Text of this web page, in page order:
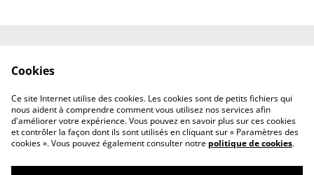
confidentialité
À propos de nous
Cookies
Ce site Internet utilise des cookies. Les cookies sont de petits fichiers qui
nous aident à comprendre comment vous utilisez nos services afin
d'améliorer votre expérience. Vous pouvez en savoir plus sur ces cookies
et contrôler la façon dont ils sont utilisés en cliquant sur « Paramètres des
cookies ». Vous pouvez également consulter notre politique de cookies.